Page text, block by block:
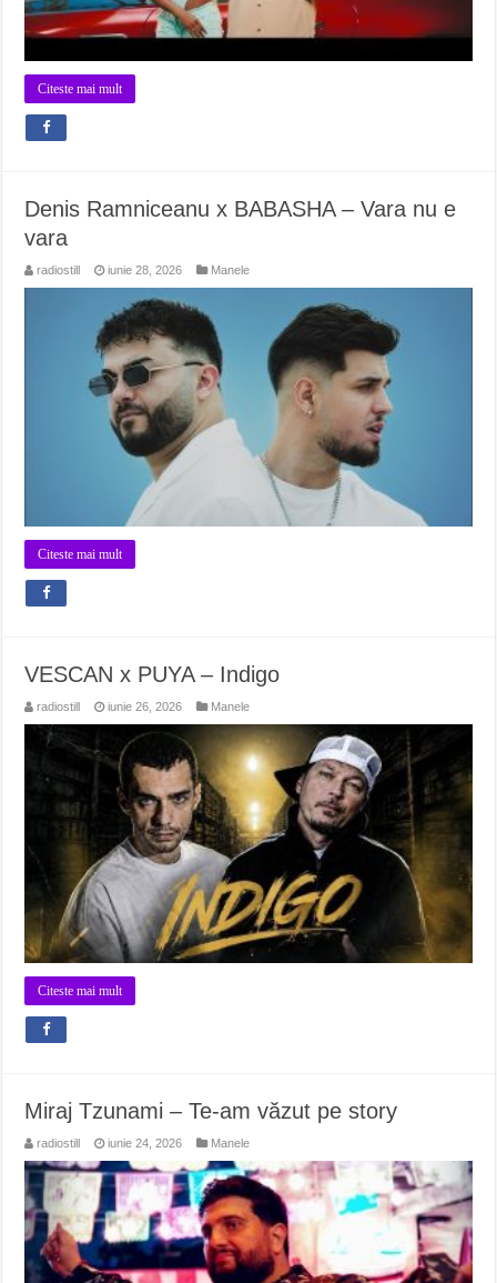
Citeste mai mult
Denis Ramniceanu x BABASHA – Vara nu e
vara
radiostill iunie 28, 2026 Manele
Citeste mai mult
VESCAN x PUYA – Indigo
radiostill iunie 26, 2026 Manele
Citeste mai mult
Miraj Tzunami – Te-am văzut pe story
radiostill iunie 24, 2026 Manele